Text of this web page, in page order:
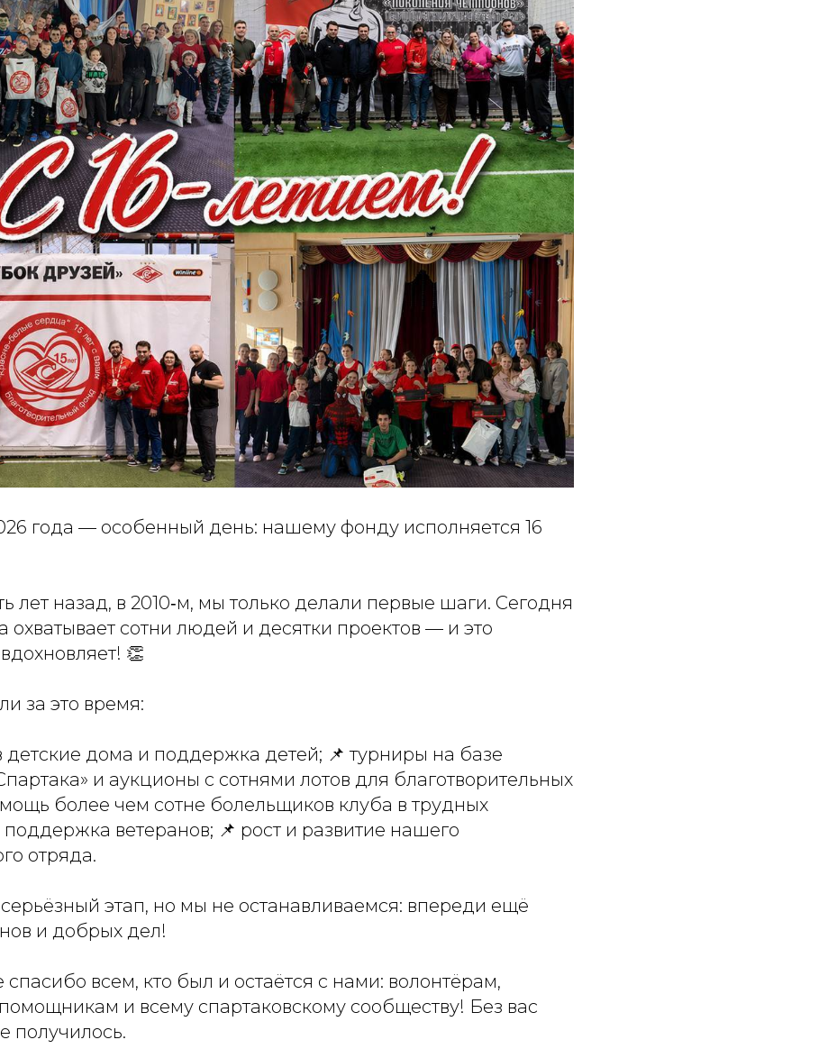
года — особенный день: нашему фонду исполняется 16
лет назад, в 2010‑м, мы только делали первые шаги. Сегодня
охватывает сотни людей и десятки проектов — и это
👏
за это время:
детские дома и поддержка детей; 📌 турниры на базе
и аукционы с сотнями лотов для благотворительных
более чем сотне болельщиков клуба в трудных
поддержка ветеранов; 📌 рост и развитие нашего
отряда.
серьёзный этап, но мы не останавливаемся: впереди ещё
и добрых дел!
спасибо всем, кто был и остаётся с нами: волонтёрам,
и всему спартаковскому сообществу! Без вас
получилось.